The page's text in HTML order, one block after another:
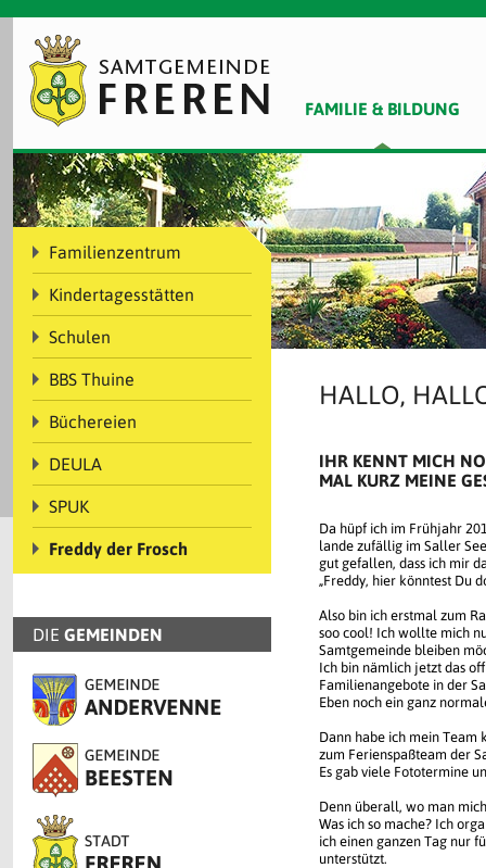
FAMILIE & BILDUNG
Familienzentrum
Kindertagesstätten
Schulen
BBS Thuine
Büchereien
DEULA
SPUK
Freddy der Frosch
DIE GEMEINDEN
HALLO,
IHR KENNT MICH
MAL KURZ MEINE
Da hüpf ich im Frühjahr
lande zufällig im Saller
gut gefallen, dass ich mir
„Freddy, hier könntest Du
Also bin ich erstmal zum
soo cool! Ich wollte mich
Samtgemeinde bleiben
Ich bin nämlich jetzt das
Familienangebote in der
Eben noch ein ganz
Dann habe ich mein
zum Ferienspaßteam der
Es gab viele Fototermine
Denn überall, wo man
Was ich so mache? Ich
ich einen ganzen Tag nur
unterstützt.